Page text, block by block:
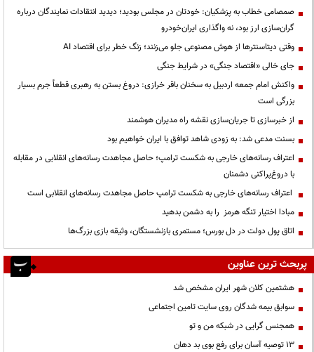
صمصامی خطاب به پزشکیان: خودتان در مجلس بودید؛ دیدید انتقادات نمایندگان درباره
گران‌سازی ارز بود، نه واگذاری ایران‌خودرو
وقتی دیتاسنترها از هوش مصنوعی جلو می‌زنند؛ زنگ خطر برای اقتصاد AI
جای خالی «اقتصاد جنگی» در شرایط جنگی
واکنش امام جمعه اردبیل به سخنان باقر خرازی: دروغ بستن به رهبری قطعاً جرم بسیار
بزرگی است
از خبرسازی تا جریان‌سازی نقشه راه مدیران هوشمند
بسنت مدعی شد: به زودی شاهد توافق با ایران خواهیم بود
اعتراف رسانه‌های خارجی به شکست ترامپ؛ حاصل مجاهدت رسانه‌های انقلابی در مقابله
با دروغ‌پراکنی دشمنان
اعتراف رسانه‌های خارجی به شکست ترامپ حاصل مجاهدت رسانه‌های انقلابی است
مبادا اختیار تنگه هرمز را به دشمن بدهید
اتاق پول دولت در دل بورس؛ مستمری بازنشستگان، وثیقه بازی بزرگ‌ها
پربحث ترین عناوین
هشتمین کلان شهر ایران مشخص شد
سوابق بیمه شدگان روی سایت تامین اجتماعی
همجنس گرایی در شبکه من و تو
13 توصیه آسان برای رفع بوی بد دهان